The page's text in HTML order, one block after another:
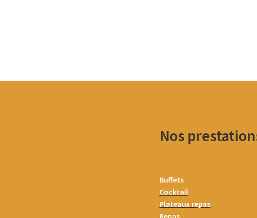
Nos
Buffets
Cocktail
Plateaux repas
Repas